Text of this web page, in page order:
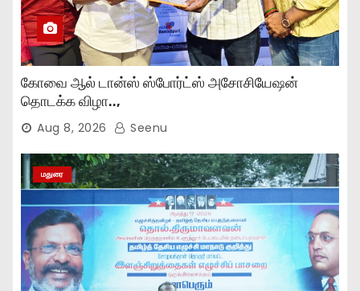
கோவை ஆல் டான்ஸ் ஸ்போர்ட்ஸ் அசோசியேஷன்
தொடக்க விழா..,
Aug 8, 2026 Seenu
மதுரை